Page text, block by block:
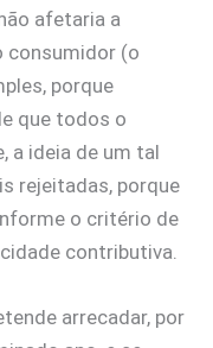
afetaria a
consumidor (o
porque
que todos o
a ideia de um tal
rejeitadas, porque
o critério de
contributiva.
arrecadar, por